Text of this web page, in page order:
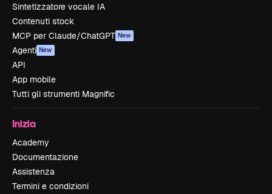
Sintetizzatore vocale IA
Contenuti stock
MCP per Claude/ChatGPT New
Agenti New
API
App mobile
Tutti gli strumenti Magnific
Inizia
Academy
Documentazione
Assistenza
Termini e condizioni